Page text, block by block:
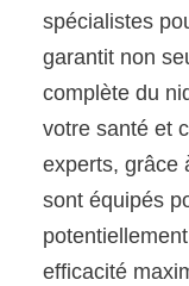
spécialistes
garantit non
complète du
votre santé et
experts, grâce
sont équipés
efficacité